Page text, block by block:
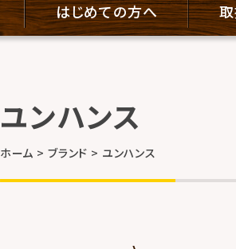
はじめての方へ
ユンハンス
ホーム ブランド ユンハンス